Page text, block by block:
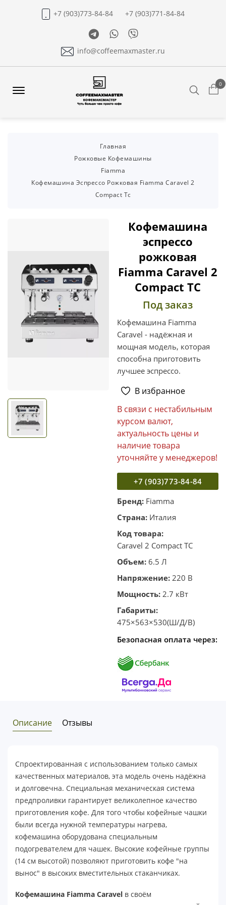
+7 (903)773-84-84
+7 (903)771-84-84
TelegramWhatsapp
Viber
info@coffeemaxmaster.ru
0
Главная
Рожковые Кофемашины
Fiamma
Кофемашина Эспрессо Рожковая Fiamma Caravel 2
Compact Tc
Кофемашина
эспрессо
рожковая
Fiamma Caravel 2
Compact TC
Под заказ
Кофемашина Fiamma
Caravel - надёжная и
мощная модель, которая
способна приготовить
лучшее эспрессо.
В избранное
В связи с нестабильным
курсом валют,
актуальность цены и
наличие товара
уточняйте у менеджеров!
+7 (903)773-84-84
Бренд: Fiamma
Страна: Италия
Код товара:
Caravel 2 Compact TC
Объем: 6.5 Л
Напряжение: 220 В
Мощность: 2.7 кВт
Габариты:
475×563×530(Ш/Д/В)
Безопасная оплата через:
Описание Отзывы
Спроектированная с использованием только самых
качественных материалов, эта модель очень надёжна
и долговечна. Специальная механическая система
предпроливки гарантирует великолепное качество
приготовления кофе. Для того чтобы кофейные чашки
были всегда нужной температуры нагрева,
кофемашина оборудована специальным
подогревателем для чашек. Высокие кофейные группы
(14 см высотой) позволяют приготовить кофе "на
вынос" в высоких вместительных стаканчиках.
Кофемашина Fiamma Caravel в своём